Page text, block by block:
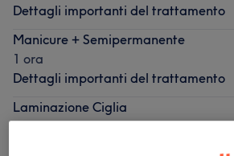
Dettagli importanti del trattamento
Manicure + Semipermanente
1 ora
Dettagli importanti del trattamento
Laminazione Ciglia
45 min - 1 ora